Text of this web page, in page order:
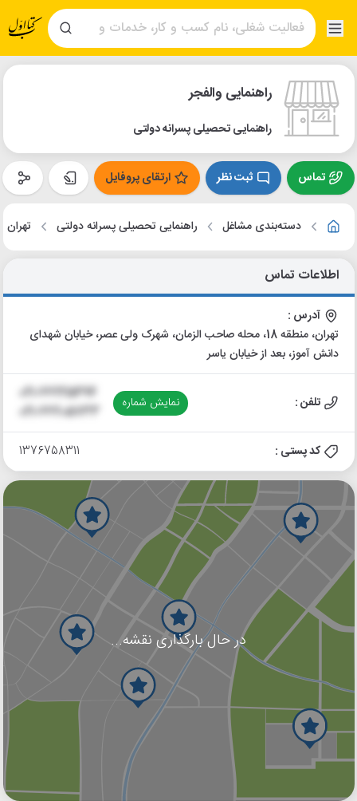
راهنمایی والفجر
راهنمایی تحصیلی پسرانه دولتی
تماس ثبت نظر ارتقای پروفایل
دسته‌بندی مشاغل راهنمایی تحصیلی پسرانه دولتی تهران
اطلاعات تماس
آدرس :
تهران، منطقه 18، محله صاحب الزمان، شهرک ولی عصر، خیابان شهدای
دانش آموز، بعد از خیابان یاسر
تلفن : نمایش شماره
021-66225494
021-66205733
کد پستی : 1376758311
در حال بارگذاری نقشه...
گوگل